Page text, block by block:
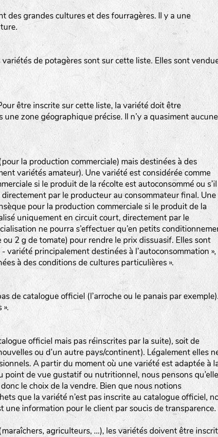
des grandes cultures et des fourragères. Il y a une
de potagères sont sur cette liste. Elles sont
être inscrite sur cette liste, la variété doit être
zone géographique précise. Il n’y a quasiment aucune
la production commerciale) mais destinées à des
variétés amateur). Une variété est considérée comme
si le produit de la récolte est autoconsommé ou s’il
par le producteur au consommateur final. Une
pour la production commerciale si le produit de la
uniquement en circuit court, directement par le
ne pourra s’effectuer qu’en petits
2 g de tomate) pour rendre le prix dissuasif. Elles sont
variété principalement destinées à l’autoconsommation »,
à des conditions de cultures particulières ».
de catalogue officiel (l’arroche ou le panais par
officiel mais pas réinscrites par la suite), soit de
ou d’un autre pays/continent). Légalement elles
A partir du moment où une variété est adaptée à
point de vue gustatif ou nutritionnel, nous pensons qu’elle
le choix de la vendre. Bien que nous notions
que la variété n’est pas inscrite au catalogue officiel,
une information pour le client par soucis de transparence.
agriculteurs, …), les variétés doivent être